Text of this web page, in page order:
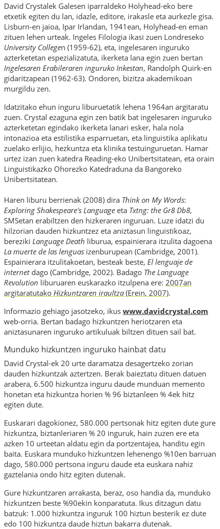
David Crystalek Galesen iparraldeko Holyhead-eko bere
etxetik egiten du lan, idazle, editore, irakasle eta aurkezle gisa.
Lisburn-en jaioa, Ipar Irlandan, 1941ean, Holyhead-en eman
zituen lehen urteak. Ingeles Filologia ikasi zuen Londreseko
University Collegen (1959-62), eta, ingelesaren inguruko
azterketetan espezializatuta, ikerketa lana egin zuen bertan
Ingelesaren Erabileraren inguruko Inkestan, Randolph Quirk-en
gidaritzapean (1962-63). Ondoren, bizitza akademikoan
murgildu zen.
Idatzitako ehun inguru liburuetatik lehena 1964an argitaratu
zuen. Crystal ezaguna egin zen batik bat ingelesaren inguruko
azterketetan egindako ikerketa lanari esker, hala nola
intonazioa eta estilistika esparruetan, eta linguistika aplikatu
zuelako erlijio, hezkuntza eta klinika testuinguruetan. Hamar
urtez izan zuen katedra Reading-eko Unibertsitatean, eta orain
Linguistikazko Ohorezko Katedraduna da Bangoreko
Unibertsitatean.
Haren liburu berrienak (2008) dira Think on My Words:
Exploring Shakespeare's Language eta Txtng: the Gr8 Db8,
SMSetan erabiltzen den hizkeraren inguruan. Luze idatzi du
hilzorian dauden hizkuntzez eta aniztasun linguistikoaz,
bereziki Language Death liburua, espainierara itzulita dagoena
La muerte de las lenguas izenburupean (Cambridge, 2001).
Espainierara itzulitakoetan, besteak beste, El lenguaje de
internetdago (Cambridge, 2002). Badago The Language
Revolution liburuaren euskarazko itzulpena ere: 2007an
argitaratutako Hizkuntzaren iraultza (Erein, 2007).
Informazio gehiago jasotzeko, ikus www.davidcrystal.com
web-orria. Bertan badago hizkuntzen heriotzaren eta
aniztasunaren inguruko artikuluak biltzen dituen sail bat.
Munduko hizkuntzen inguruko hainbat datu
David Crystal-ek 20 urte daramatza desagertzeko zorian
dauden hizkuntzak aztertzen. Berak baieztatu dituen datuen
arabera, 6.500 hizkuntza inguru daude munduan memento
honetan eta hizkuntza horien % 96 biztanleen % 4ek hitz
egiten dute.
Euskarari dagokionez, 580.000 pertsonak hitz egiten dute gure
hizkuntza, biztanleriaren % 20 inguruk, hain zuzen ere eta
azken 10 urteetan aldatu egin da portzentajea, handitu egin
baita. Euskara munduko hizkuntzen lehenengo %10en barruan
dago, 580.000 pertsona inguru daude eta euskara nahiz
gaztelania ondo hitz egiten dutenak.
Gure hizkuntzaren arrakasta, beraz, oso handia da, munduko
hizkuntzen beste %90ekin konparatuta. Ikus ditzagun datu
batzuk: 1.000 hizkuntza inguruk 100 hiztun besterik ez dute
edo 100 hizkuntza daude hiztun bakarra dutenak.